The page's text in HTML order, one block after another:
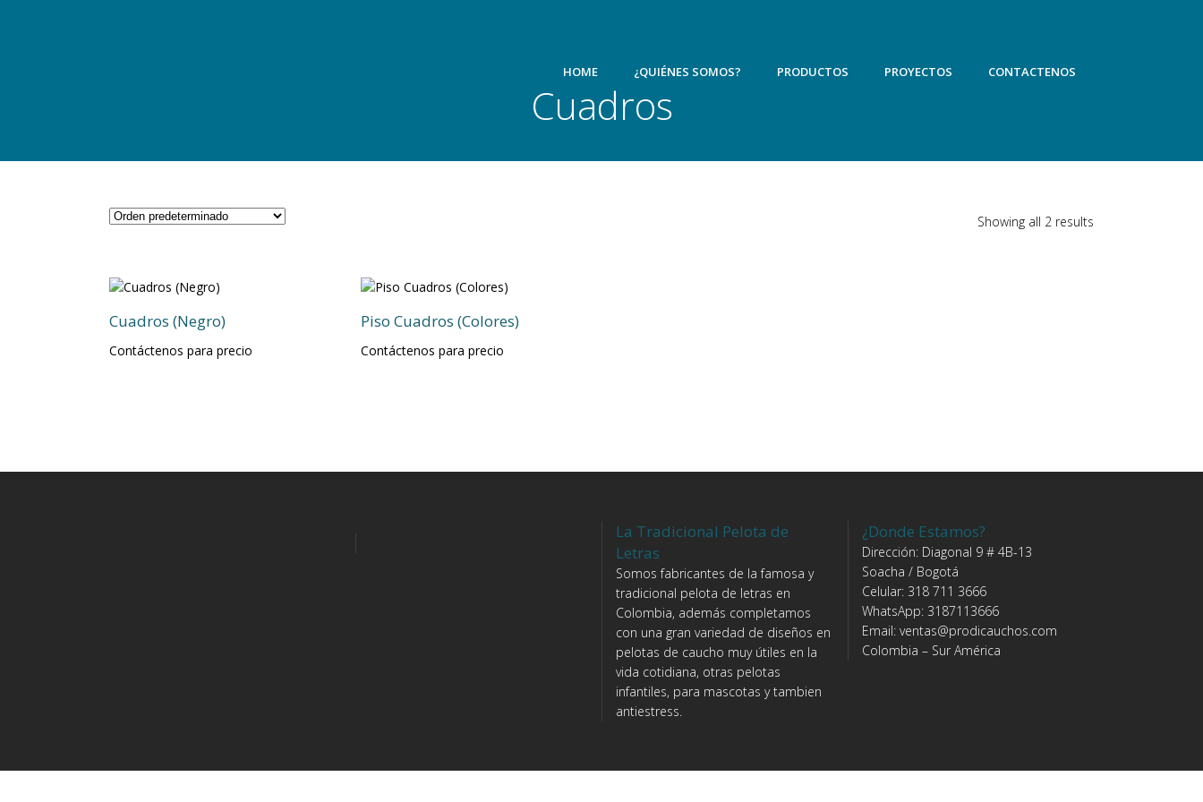
HOME ¿QUIÉNES SOMOS? PRODUCTOS PROYECTOS CONTACTENOS
Cuadros
Showing all 2 results
Cuadros (Negro)
Contáctenos para precio
Piso Cuadros (Colores)
Contáctenos para precio
La Tradicional Pelota de
Letras
Somos fabricantes de la famosa y
tradicional pelota de letras en
Colombia, además completamos
con una gran variedad de diseños en
pelotas de caucho muy útiles en la
vida cotidiana, otras pelotas
infantiles, para mascotas y tambien
antiestress.
¿Donde Estamos?
Dirección: Diagonal 9 # 4B-13
Soacha / Bogotá
Celular: 318 711 3666
WhatsApp: 3187113666
Email: ventas@prodicauchos.com
Colombia – Sur América